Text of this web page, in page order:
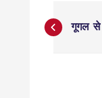
P
गूगल से